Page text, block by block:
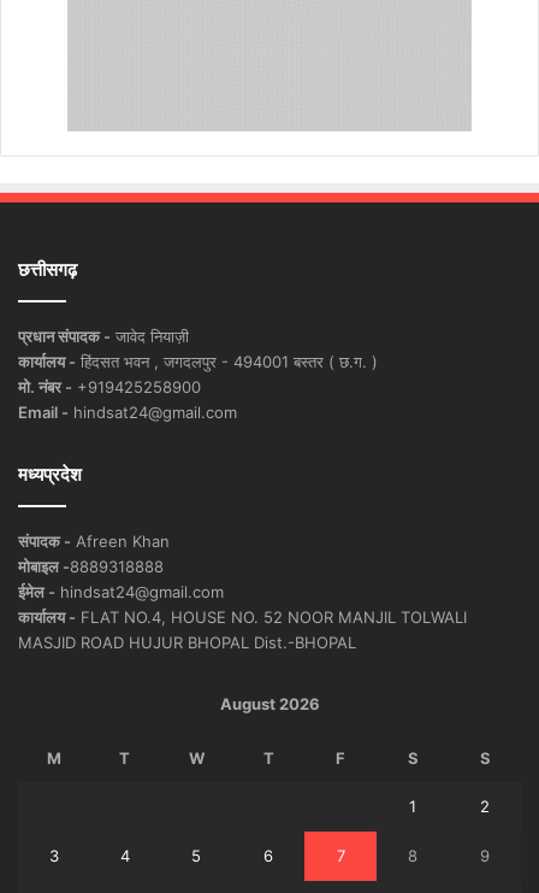
छत्तीसगढ़
प्रधान संपादक - जावेद नियाज़ी
कार्यालय - हिंदसत भवन , जगदलपुर - 494001 बस्तर ( छ.ग. )
मो. नंबर - +919425258900
Email - hindsat24@gmail.com
मध्यप्रदेश
संपादक - Afreen Khan
मोबाइल -8889318888
ईमेल - hindsat24@gmail.com
कार्यालय - FLAT NO.4, HOUSE NO. 52 NOOR MANJIL TOLWALI
MASJID ROAD HUJUR BHOPAL Dist.-BHOPAL
August 2026
M T W T F S S
1 2
3 4 5 6 7 8 9